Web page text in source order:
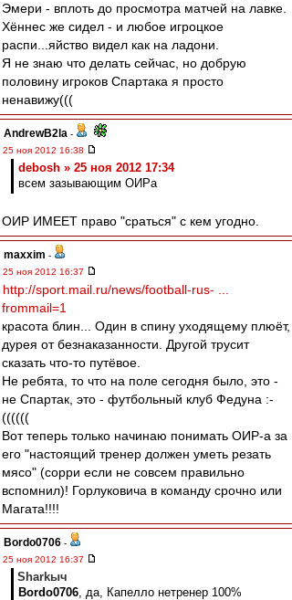
Эмери - вплоть до просмотра матчей на лавке.
Хённес же сидел - и любое игроцкое
распи...яйство видел как на ладони.
Я не знаю что делать сейчас, но добрую
половину игроков Спартака я просто
ненавижу(((
AndrewB2la -
25 ноя 2012 16:38
debosh » 25 ноя 2012 17:34
всем зазывающим ОИРа
ОИР ИМЕЕТ право "сраться" с кем угодно.
maxxim -
25 ноя 2012 16:37
http://sport.mail.ru/news/football-rus- ...
frommail=1
красота блин... Один в спину уходящему плюёт,
дурея от безнаказанности. Другой трусит
сказать что-то путёвое.
Не ребята, то что на поле сегодня было, это -
не Спартак, это - футбольный клуб Федуна :-
((((((
Вот теперь только начинаю понимать ОИР-а за
его "настоящий тренер должен уметь резать
мясо" (сорри если не совсем правильно
вспомнил)! Горлуковича в команду срочно или
Магата!!!!
Bordo0706 -
25 ноя 2012 16:37
Sharkыч
Bordo0706, да, Капелло нетренер 100%